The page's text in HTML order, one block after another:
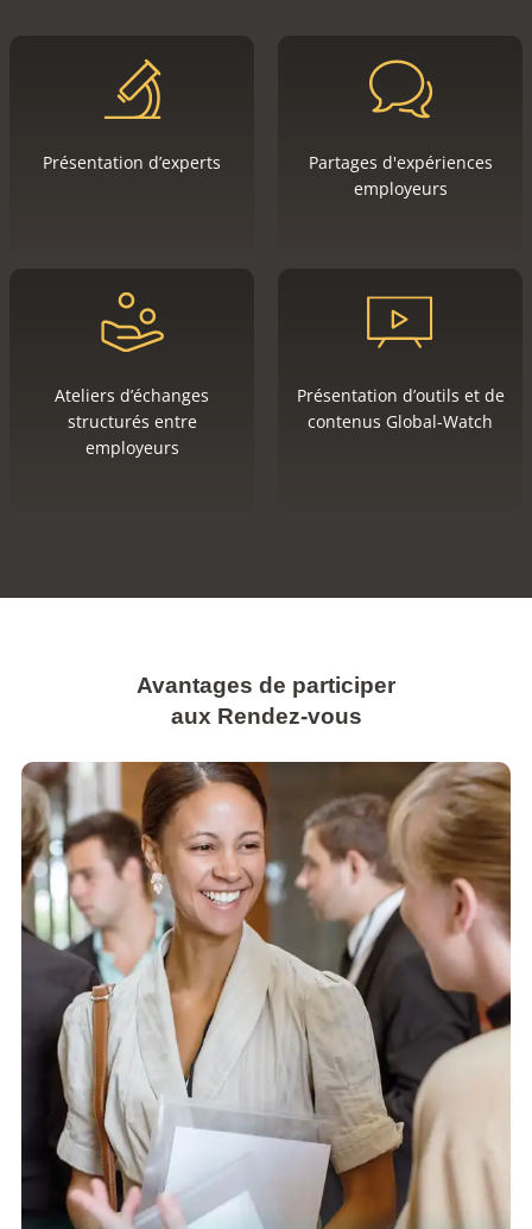
Présentation d’experts
Partages d'expériences
employeurs
Ateliers d’échanges
structurés entre
employeurs
Présentation d’outils et de
contenus Global-Watch
Avantages de participer
aux Rendez-vous